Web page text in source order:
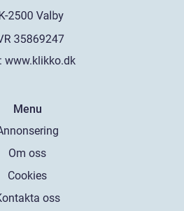
www.klikko.dk
Menu
Om oss
Cookies
oss